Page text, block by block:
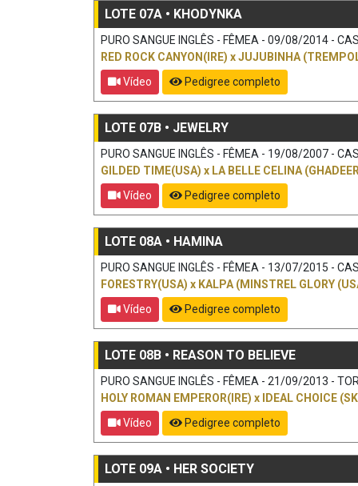
LOTE 07A • KHODYNKA
PURO SANGUE INGLÊS - FÊMEA - 09/08/2014 -
RED ROCK CANYON(IRE) xJUJUBINHA
Vídeo
Pedigree completo
LOTE 07B • JEWELRY
PURO SANGUE INGLÊS - FÊMEA - 19/08/2007 -
GILDED TIME(USA) x LA BELLE CELINA
Vídeo
Pedigree completo
LOTE 08A • HAMINA
PURO SANGUE INGLÊS - FÊMEA - 13/07/2015 -
FORESTRY(USA) x KALPA (MINSTREL GLORY
Vídeo
Pedigree completo
LOTE 08B • REASON TO BELIEVE
PURO SANGUE INGLÊS - FÊMEA - 21/09/2013 -
HOLY ROMAN EMPEROR(IRE) x IDEAL CHOICE
Vídeo
Pedigree completo
LOTE 09A • HER SOCIETY